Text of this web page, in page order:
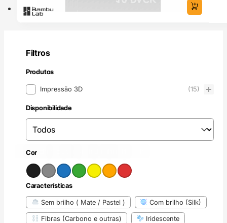
Filtros
Produtos
ProdutosImpressão 3D (15)
Disponibilidade
Disponibilidade
Disponibilidade
Cor
Cor
Preto
Cinzento
Características
Características
Sem brilho ( Mate / Pastel )
Com brilho (Silk)
Fibras (Carbono e outras)
Iridescente